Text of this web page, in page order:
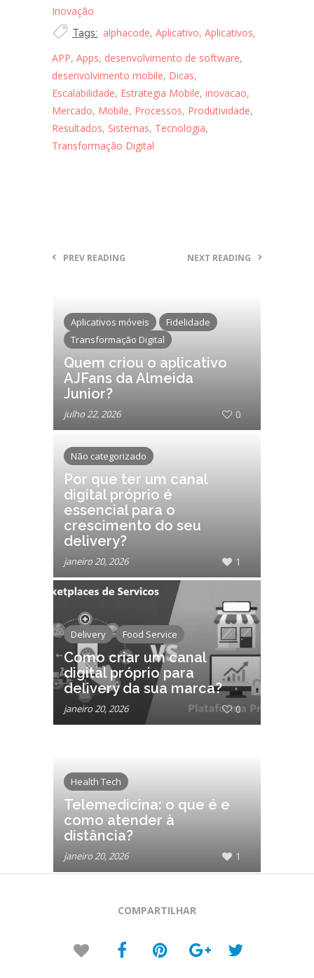
Inovação
Tags: alphacode, Aplicativo, Aplicativos,
APP, Apps, desenvolvimento de software,
desenvolvimento mobile, Dicas,
Escalabilidade, Estrategia Mobile, inovacao,
Mercado, Mobile, Processos, Produtividade,
Resultados, Sistemas, Tecnologia,
Transformação Digital
PREV READING NEXT READING
Aplicativos móveis
Fidelidade
Transformação Digital
Quem criou o aplicativo
AJFans da Almeida
Junior?
julho 22, 2026 0
Não categorizado
Por que ter um canal
digital próprio é
essencial para o
crescimento do seu
delivery?
janeiro 20, 2026 1
Delivery Food Service
Como criar um canal
digital próprio para
delivery da sua marca?
janeiro 20, 2026 0
Health Tech
Telemedicina: o que é e
como atender à
distância?
janeiro 20, 2026 1
COMPARTILHAR